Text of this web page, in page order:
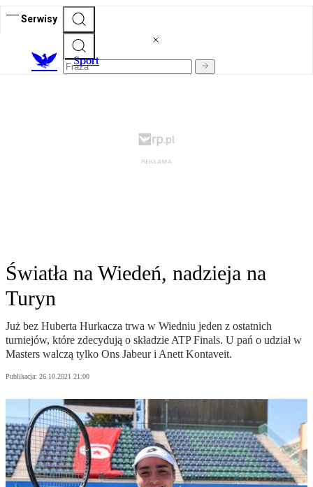
Serwisy
Sport
Światła na Wiedeń, nadzieja na
Turyn
Już bez Huberta Hurkacza trwa w Wiedniu jeden z ostatnich
turniejów, które zdecydują o składzie ATP Finals. U pań o udział w
Masters walczą tylko Ons Jabeur i Anett Kontaveit.
Publikacja: 26.10.2021 21:00